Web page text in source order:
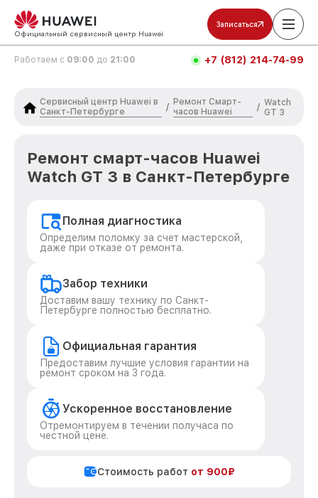
Официальный сервисный центр Huawei
Записаться
Работаем с 09:00 до 21:00 +7 (812) 214-74-99
Сервисный центр Huawei в
Санкт-Петербурге
/
Ремонт Смарт-
часов Huawei
/ Watch
GT 3
Ремонт смарт-часов Huawei
Watch GT 3 в Санкт-Петербурге
Полная диагностика
Определим поломку за счет мастерской,
даже при отказе от ремонта.
Забор техники
Доставим вашу технику по Санкт-
Петербурге полностью бесплатно.
Официальная гарантия
Предоставим лучшие условия гарантии на
ремонт сроком на 3 года.
Ускоренное восстановление
Отремонтируем в течении получаса по
честной цене.
Стоимость работ от 900₽